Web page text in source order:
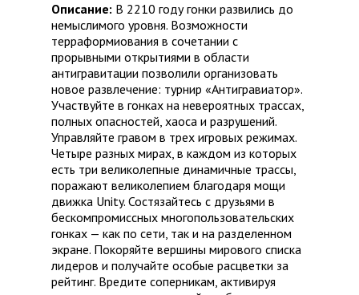
Описание: В 2210 году гонки развились до
немыслимого уровня. Возможности
терраформиования в сочетании с
прорывными открытиями в области
антигравитации позволили организовать
новое развлечение: турнир «Антигравиатор».
Участвуйте в гонках на невероятных трассах,
полных опасностей, хаоса и разрушений.
Управляйте гравом в трех игровых режимах.
Четыре разных мирах, в каждом из которых
есть три великолепные динамичные трассы,
поражают великолепием благодаря мощи
движка Unity. Состязайтесь с друзьями в
бескомпромиссных многопользовательских
гонках — как по сети, так и на разделенном
экране. Покоряйте вершины мирового списка
лидеров и получайте особые расцветки за
рейтинг. Вредите соперникам, активируя